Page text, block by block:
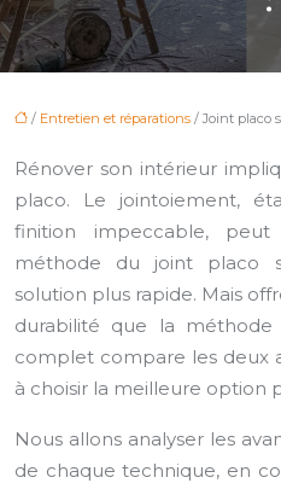
/ Entretien et réparations / Joint placo
Rénover son intérieur
placo. Le jointoiement,
finition impeccable,
méthode du joint placo
solution plus rapide. Mais
durabilité que la
complet compare les deux
à choisir la meilleure option
Nous allons analyser les
de chaque technique, en